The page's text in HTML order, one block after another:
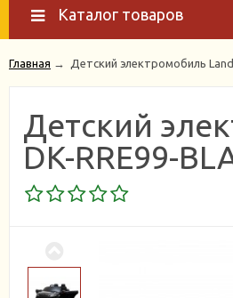
Каталог товаров
Главная → Детский электромобиль
Детский
DK-RRE99-